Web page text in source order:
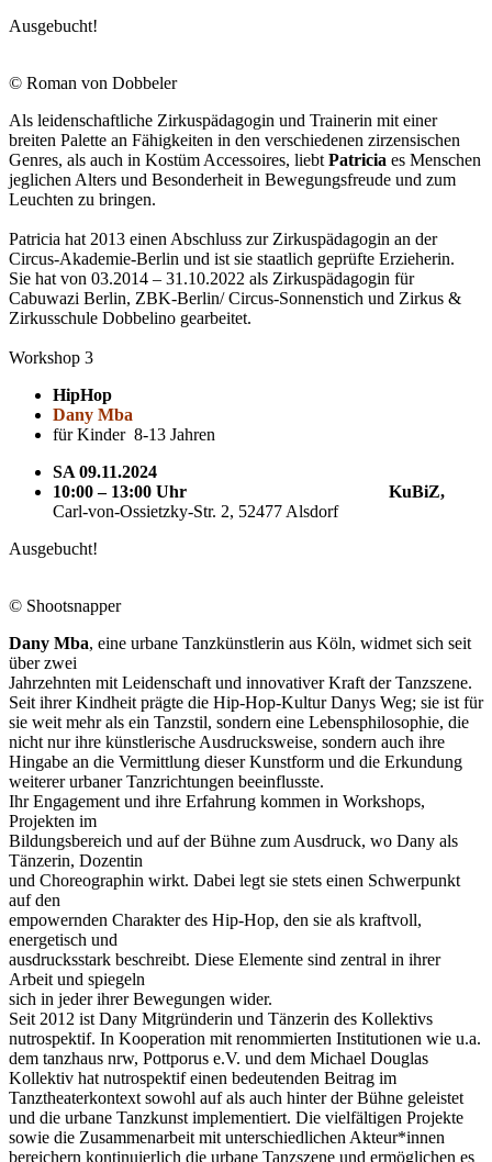
Ausgebucht!
© Roman von Dobbeler
Als leidenschaftliche Zirkuspädagogin und Trainerin mit einer
breiten Palette an Fähigkeiten in den verschiedenen zirzensischen
Genres, als auch in Kostüm Accessoires, liebt Patricia es Menschen
jeglichen Alters und Besonderheit in Bewegungsfreude und zum
Leuchten zu bringen.
Patricia hat 2013 einen Abschluss zur Zirkuspädagogin an der
Circus-Akademie-Berlin und ist sie staatlich geprüfte Erzieherin.
Sie hat von 03.2014 – 31.10.2022 als Zirkuspädagogin für
Cabuwazi Berlin, ZBK-Berlin/ Circus-Sonnenstich und Zirkus &
Zirkusschule Dobbelino gearbeitet.
Workshop 3
HipHop
Dany Mba
für Kinder 8-13 Jahren
SA 09.11.2024
10:00 – 13:00 Uhr KuBiZ,
Carl-von-Ossietzky-Str. 2, 52477 Alsdorf
Ausgebucht!
© Shootsnapper
Dany Mba, eine urbane Tanzkünstlerin aus Köln, widmet sich seit
über zwei
Jahrzehnten mit Leidenschaft und innovativer Kraft der Tanzszene.
Seit ihrer Kindheit prägte die Hip-Hop-Kultur Danys Weg; sie ist für
sie weit mehr als ein Tanzstil, sondern eine Lebensphilosophie, die
nicht nur ihre künstlerische Ausdrucksweise, sondern auch ihre
Hingabe an die Vermittlung dieser Kunstform und die Erkundung
weiterer urbaner Tanzrichtungen beeinflusste.
Ihr Engagement und ihre Erfahrung kommen in Workshops,
Projekten im
Bildungsbereich und auf der Bühne zum Ausdruck, wo Dany als
Tänzerin, Dozentin
und Choreographin wirkt. Dabei legt sie stets einen Schwerpunkt
auf den
empowernden Charakter des Hip-Hop, den sie als kraftvoll,
energetisch und
ausdrucksstark beschreibt. Diese Elemente sind zentral in ihrer
Arbeit und spiegeln
sich in jeder ihrer Bewegungen wider.
Seit 2012 ist Dany Mitgründerin und Tänzerin des Kollektivs
nutrospektif. In Kooperation mit renommierten Institutionen wie u.a.
dem tanzhaus nrw, Pottporus e.V. und dem Michael Douglas
Kollektiv hat nutrospektif einen bedeutenden Beitrag im
Tanztheaterkontext sowohl auf als auch hinter der Bühne geleistet
und die urbane Tanzkunst implementiert. Die vielfältigen Projekte
sowie die Zusammenarbeit mit unterschiedlichen Akteur*innen
bereichern kontinuierlich die urbane Tanzszene und ermöglichen es